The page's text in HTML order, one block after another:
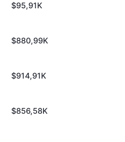
$95,91K
$880,99K
$914,91K
$856,58K